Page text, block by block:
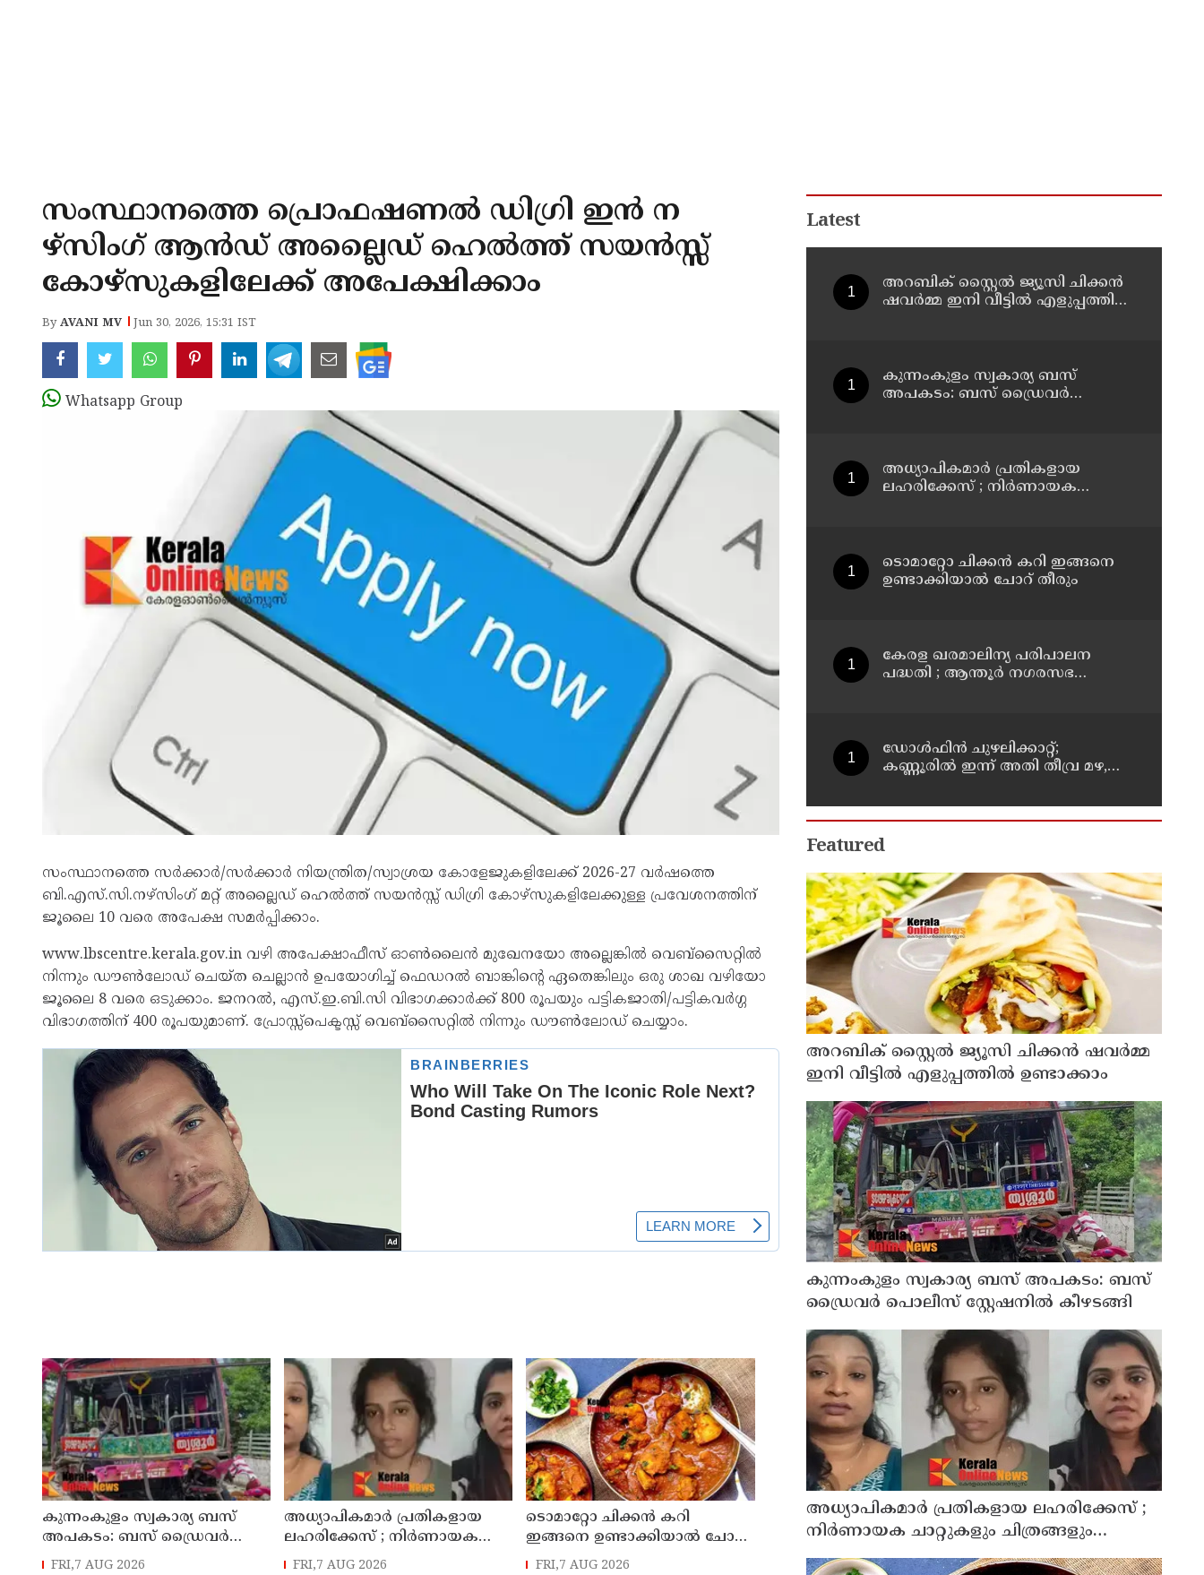
സംസ്ഥാനത്തെ പ്രൊഫഷണൽ ഡിഗ്രി ഇൻ ന
ഴ്‌സിംഗ് ആൻഡ് അല്ലൈഡ് ഹെൽത്ത് സയൻസ്സ്
കോഴ്‌സുകളിലേക്ക് അപേക്ഷിക്കാം
ByAVANI MV Jun 30, 2026, 15:31 IST
Whatsapp Group
സംസ്ഥാനത്തെ സർക്കാർ/സർക്കാർ നിയന്ത്രിത/സ്വാശ്രയ കോളേജുകളിലേക്ക് 2026-27 വർഷത്തെ
ബി.എസ്.സി.നഴ്‌സിംഗ് മറ്റ് അല്ലൈഡ് ഹെൽത്ത് സയൻസ്സ് ഡിഗ്രി കോഴ്‌സുകളിലേക്കുള്ള പ്രവേശനത്തിന്
ജൂലൈ 10 വരെ അപേക്ഷ സമർപ്പിക്കാം.
www.lbscentre.kerala.gov.in വഴി അപേക്ഷാഫീസ് ഓൺലൈൻ മുഖേനയോ അല്ലെങ്കിൽ വെബ്‌സൈറ്റിൽ
നിന്നും ഡൗൺലോഡ് ചെയ്ത ചെല്ലാൻ ഉപയോഗിച്ച് ഫെഡറൽ ബാങ്കിന്റെ ഏതെങ്കിലും ഒരു ശാഖ വഴിയോ
ജൂലൈ 8 വരെ ഒടുക്കാം. ജനറൽ, എസ്.ഇ.ബി.സി വിഭാഗക്കാർക്ക് 800 രൂപയും പട്ടികജാതി/പട്ടികവർഗ്ഗ
വിഭാഗത്തിന് 400 രൂപയുമാണ്. പ്രോസ്സ്‌പെക്ടസ്സ് വെബ്‌സൈറ്റിൽ നിന്നും ഡൗൺലോഡ് ചെയ്യാം.
കുന്നംകുളം സ്വകാര്യ ബസ്
അപകടം: ബസ് ഡ്രൈവർ
പൊലീസ് സ്റ്റേഷനിൽ കീഴടങ്ങി
FRI,7 AUG 2026
അധ്യാപികമാര്‍ പ്രതികളായ
ലഹരിക്കേസ് ; നിർണായക
ചാറ്റുകളും ചിത്രങ്ങളും
FRI,7 AUG 2026
ടൊമാറ്റോ ചിക്കൻ കറി
ഇങ്ങനെ ഉണ്ടാക്കിയാൽ ചോറ്
തീരും
FRI,7 AUG 2026
Latest
അറബിക് സ്റ്റൈൽ ജ്യൂസി ചിക്കൻ
ഷവർമ്മ ഇനി വീട്ടിൽ എളുപ്പത്തിൽ
കുന്നംകുളം സ്വകാര്യ ബസ്
അപകടം: ബസ് ഡ്രൈവർ
അധ്യാപികമാര്‍ പ്രതികളായ
ലഹരിക്കേസ് ; നിർണായക
ടൊമാറ്റോ ചിക്കൻ കറി ഇങ്ങനെ
ഉണ്ടാക്കിയാൽ ചോറ് തീരും
കേരള ഖരമാലിന്യ പരിപാലന
പദ്ധതി ; ആന്തൂർ നഗരസഭ
ഡോള്‍ഫിന്‍ ചുഴലിക്കാറ്റ്;
കണ്ണൂരിൽ ഇന്ന് അതി തീവ്ര മഴ,
നിയന്ത്രണം
Featured
അറബിക് സ്റ്റൈൽ ജ്യൂസി ചിക്കൻ ഷവർമ്മ
ഇനി വീട്ടിൽ എളുപ്പത്തിൽ ഉണ്ടാക്കാം
കുന്നംകുളം സ്വകാര്യ ബസ് അപകടം: ബസ്
ഡ്രൈവർ പൊലീസ് സ്റ്റേഷനിൽ കീഴടങ്ങി
അധ്യാപികമാര്‍ പ്രതികളായ ലഹരിക്കേസ് ;
നിർണായക ചാറ്റുകളും ചിത്രങ്ങളും
അന്വേഷണ സംഘത്തിന്